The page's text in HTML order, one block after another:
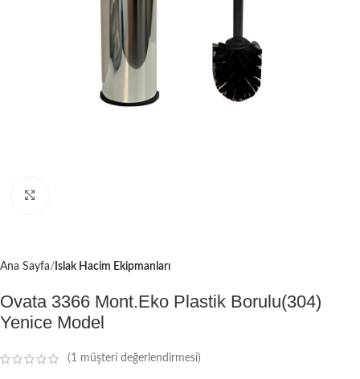
Ana Sayfa Islak Hacim Ekipmanları
Ovata 3366 Mont.Eko Plastik Borulu(304)
Yenice Model
(1 müşteri değerlendirmesi)